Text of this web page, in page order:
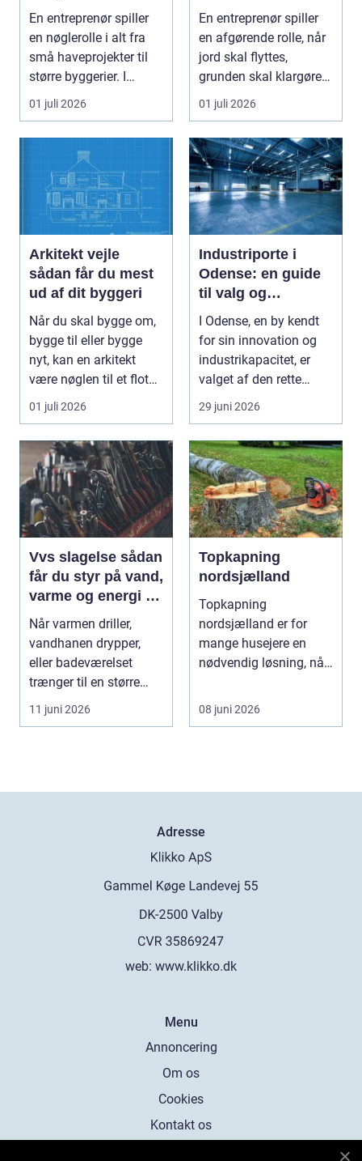
rette
samarbejdspartner
til dit byggeri
En entreprenør spiller
en nøglerolle i alt fra
små haveprojekter til
større byggerier. I
Nordjylland...
01 juli 2026
projekt
En entreprenør spiller
en afgørende rolle, når
jord skal flyttes,
grunden skal klargøres,
eller der ...
01 juli 2026
Arkitekt vejle
sådan får du mest
ud af dit byggeri
Når du skal bygge om,
bygge til eller bygge
nyt, kan en arkitekt
være nøglen til et flot
resultat, d...
01 juli 2026
Industriporte i
Odense: en guide
til valg og
installation
I Odense, en by kendt
for sin innovation og
industrikapacitet, er
valget af den rette
industriport a...
29 juni 2026
Vvs slagelse sådan
får du styr på vand,
varme og energi i
din bolig
Når varmen driller,
vandhanen drypper,
eller badeværelset
trænger til en større
renovering, er en dy...
11 juni 2026
Topkapning
nordsjælland
Topkapning
nordsjælland er for
mange husejere en
nødvendig løsning, når
mørke, ut...
08 juni 2026
Adresse
web: www.klikko.dk
Menu
Annoncering
Om os
Cookies
Kontakt os